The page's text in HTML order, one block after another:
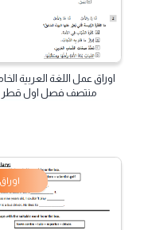
منتصف فصل اول قطر